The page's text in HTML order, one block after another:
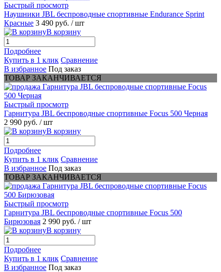
Быстрый просмотр
Наушники JBL беспроводные спортивные Endurance Sprint
Красные 3 490 руб. / шт
В корзину
Подробнее
Купить в 1 клик Сравнение
В избранное Под заказ
ТОВАР ЗАКАНЧИВАЕТСЯ
Быстрый просмотр
Гарнитура JBL беспроводные спортивные Focus 500 Черная
2 990 руб. / шт
В корзину
Подробнее
Купить в 1 клик Сравнение
В избранное Под заказ
ТОВАР ЗАКАНЧИВАЕТСЯ
Быстрый просмотр
Гарнитура JBL беспроводные спортивные Focus 500
Бирюзовая 2 990 руб. / шт
В корзину
Подробнее
Купить в 1 клик Сравнение
В избранное Под заказ